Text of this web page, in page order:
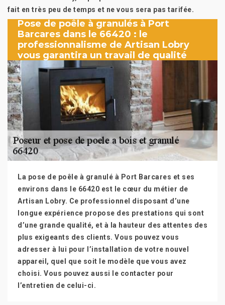
fait en très peu de temps et ne vous sera pas tarifée.
Pose de poêle à granulés à Port
Barcares dans le 66420 : le
professionnalisme de Artisan Lobry
vous garantira un travail de qualité
La pose de poêle à granulé à Port Barcares et ses
environs dans le 66420 est le cœur du métier de
Artisan Lobry. Ce professionnel disposant d’une
longue expérience propose des prestations qui sont
d’une grande qualité, et à la hauteur des attentes des
plus exigeants des clients. Vous pouvez vous
adresser à lui pour l’installation de votre nouvel
appareil, quel que soit le modèle que vous avez
choisi. Vous pouvez aussi le contacter pour
l’entretien de celui-ci.